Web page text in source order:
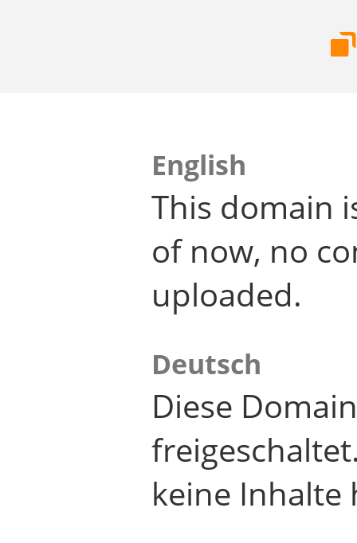
English
This domain
of now, no
uploaded.
Deutsch
Diese
keine Inhalte